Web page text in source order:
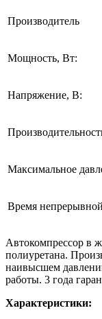
Производитель
Мощность, Вт:
Напряжение, В:
Максимальное
Время
Автокомпрессор в
полиуретана.
наивысшем
работы. 3 года
Характеристики: